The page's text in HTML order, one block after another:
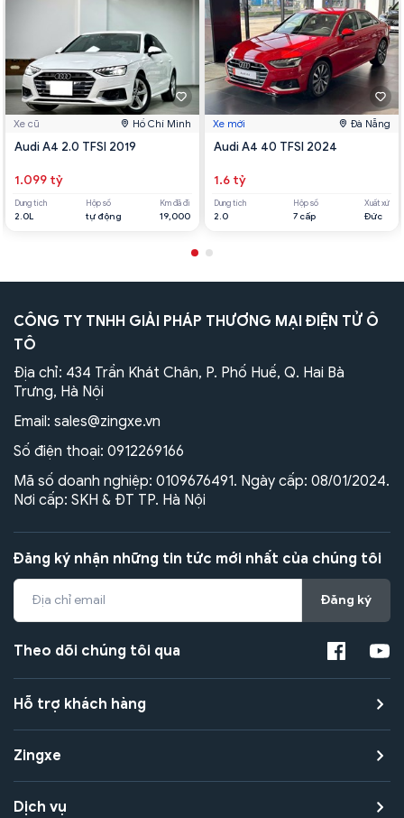
Xe cũ Hồ Chí Minh
Audi A4 2.0 TFSI 2019
1.099 tỷ
Dung tích
2.0L
Hộp số
tự động
Km đã đi
19,000
Xe mới Đà Nẵng
Audi A4 40 TFSI 2024
1.6 tỷ
Dung tích
2.0
Hộp số
7 cấp
Xuất xứ
Đức
CÔNG TY TNHH GIẢI PHÁP THƯƠNG MẠI ĐIỆN TỬ Ô
TÔ
Địa chỉ: 434 Trần Khát Chân, P. Phố Huế, Q. Hai Bà
Trưng, Hà Nội
Email: sales@zingxe.vn
Số điện thoại: 0912269166
Mã số doanh nghiệp: 0109676491. Ngày cấp: 08/01/2024.
Nơi cấp: SKH & ĐT TP. Hà Nội
Đăng ký nhận những tin tức mới nhất của chúng tôi
Đăng ký
Theo dõi chúng tôi qua
Hỗ trợ khách hàng
Zingxe
Dịch vụ